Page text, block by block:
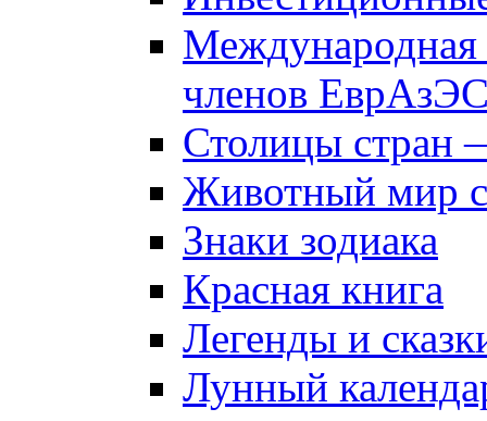
Международная
членов
Столицы стран
Животный мир
Знаки зодиака
Красная книга
Легенды и
Лунный